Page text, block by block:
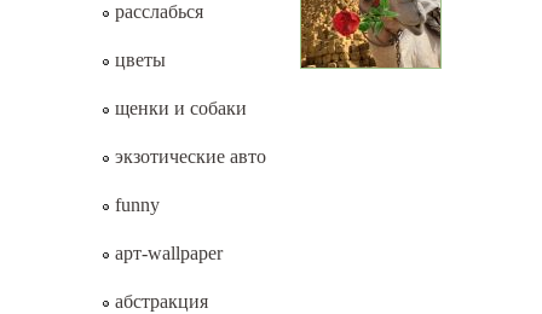
расслабься
цветы
щенки и собаки
экзотические авто
funny
арт-wallpaper
абстракция